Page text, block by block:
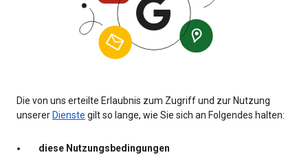
Die von uns erteilte Erlaubnis zum Zugriff und zur Nutzung
unsererDienste gilt so lange, wie Sie sich an Folgendes halten:
diese Nutzungsbedingungen